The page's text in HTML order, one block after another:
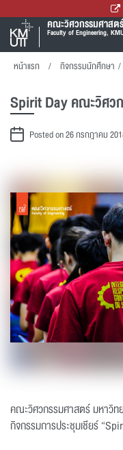
คณะวิศวกรรมศาสตร์
Faculty of Engineering,
หน้าแรก กิจกรรมนักศึกษา /
Spirit Day คณะวิศว
Posted on 26 กรกฎาคม
คณะวิศวกรรมศาสตร์ มหาวิท
กิจกรรมการประชุมเชียร์